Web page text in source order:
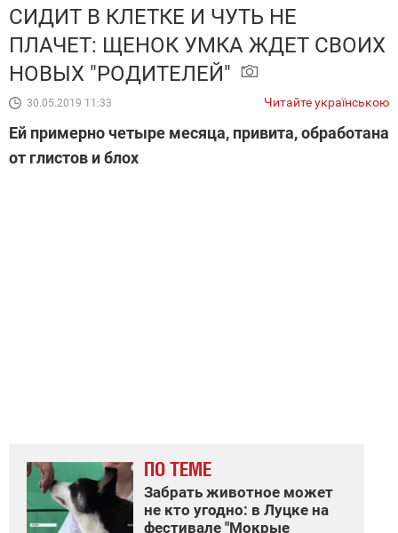
СИДИТ В КЛЕТКЕ И ЧУТЬ НЕ
ПЛАЧЕТ: ЩЕНОК УМКА ЖДЕТ СВОИХ
НОВЫХ "РОДИТЕЛЕЙ"
30.05.2019 11:33 Читайте українською
Ей примерно четыре месяца, привита, обработана
от глистов и блох
ПО ТЕМЕ
Забрать животное может
не кто угодно: в Луцке на
фестивале "Мокрые